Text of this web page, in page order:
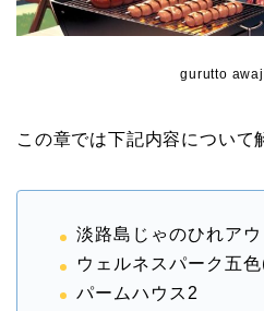
gurutto
この章では下記内容について
淡路島じゃのひれア
ウェルネスパーク五
パームハウス2